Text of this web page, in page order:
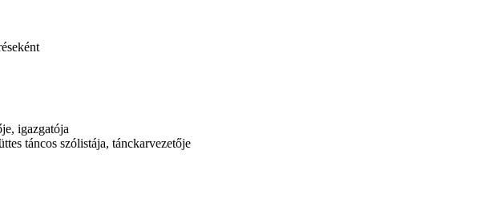
igazgatója
táncos szólistája, tánckarvezetője